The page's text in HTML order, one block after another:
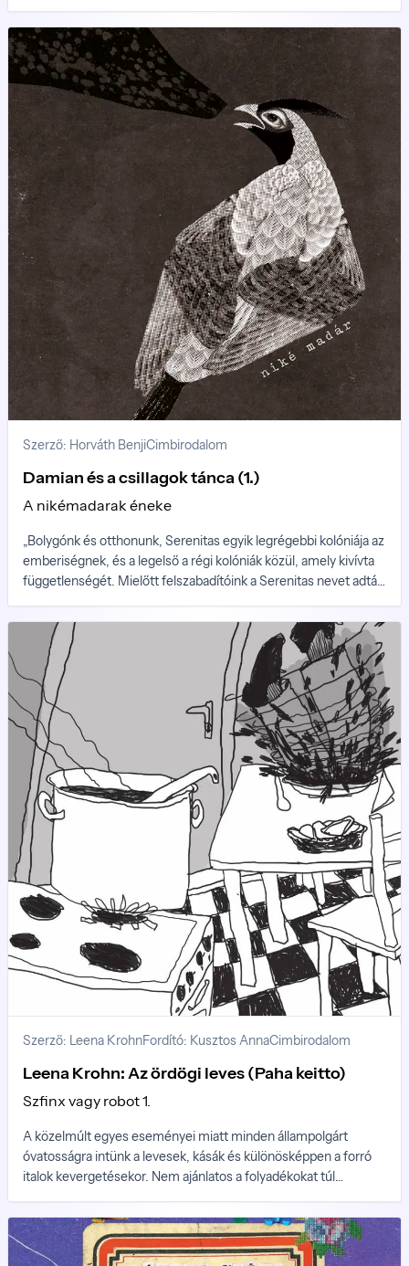
egy gázóriás, Ina, és Ina körül három hold kering, Amon, Nora és
Hya. Mindhárom ipari és kereskedelmi központ. Ezek közül Hya
a legnagyobb (népessége 250 millió fölött)...
Szerző: Horváth BenjiCimbirodalom
Damian és a csillagok tánca (1.)
A nikémadarak éneke
„Bolygónk és otthonunk, Serenitas egyik legrégebbi kolóniája az
emberiségnek, és a legelső a régi kolóniák közül, amely kivívta
függetlenségét. Mielőtt felszabadítóink a Serenitas nevet adták
Földről küldtek fel, és amely először megfigyelte ezt a világot.
Mi volt a neve ennek az űrteleszkópnak? Kattints a helyes
válaszra.
Szerző: Leena KrohnFordító: Kusztos AnnaCimbirodalom
Leena Krohn: Az ördögi leves (Paha keitto)
Szfinx vagy robot 1.
A közelmúlt egyes eseményei miatt minden állampolgárt
óvatosságra intünk a levesek, kásák és különösképpen a forró
italok kevergetésekor. Nem ajánlatos a folyadékokat túl
kavarással hűteni. A lehető legbiztonságosabb hagyni, hogy az
étel magától lehűljön. Egyes, bár kétségtelenül ritka esetekben
a kevergetés turbulenciát okozhat, ez pedig az ún. szingularitás